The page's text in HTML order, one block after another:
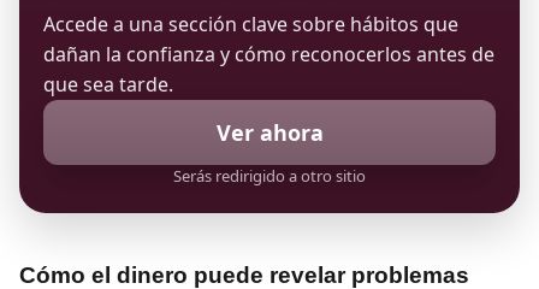
Accede a una sección clave sobre hábitos que
dañan la confianza y cómo reconocerlos antes de
que sea tarde.
Ver ahora
Serás redirigido a otro sitio
Cómo el dinero puede revelar problemas